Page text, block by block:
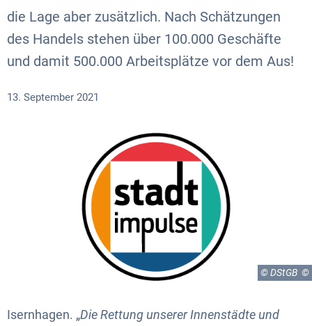
die Lage aber zusätzlich. Nach Schätzungen
des Handels stehen über 100.000 Geschäfte
und damit 500.000 Arbeitsplätze vor dem Aus!
13. September 2021
© DStGB
Isernhagen. „Die Rettung unserer Innenstädte und